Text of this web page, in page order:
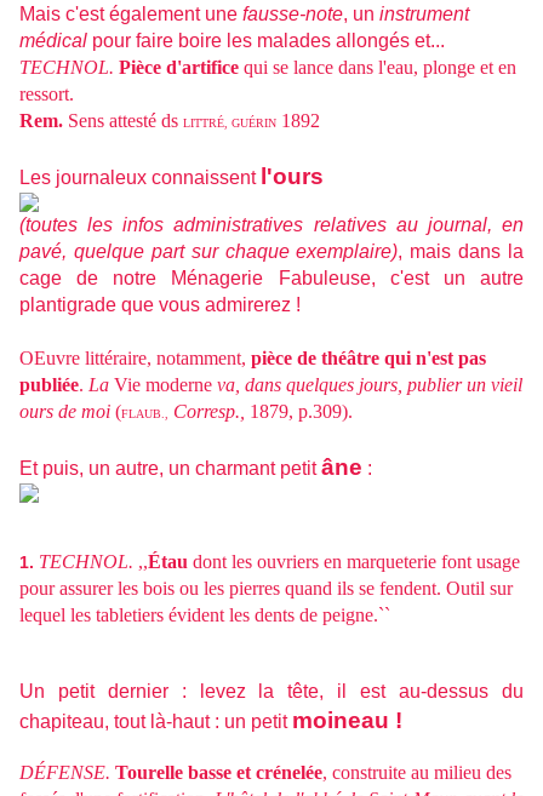
Mais c'est également une fausse-note, un instrument
médical pour faire boire les malades allongés et...
TECHNOL. Pièce d'artifice qui se lance dans l'eau, plonge et en
ressort.
Rem. Sens attesté ds LITTRÉ, GUÉRIN 1892
Les journaleux connaissent l'ours
(toutes les infos administratives relatives au journal, en
pavé, quelque part sur chaque exemplaire), mais dans la
cage de notre Ménagerie Fabuleuse, c'est un autre
plantigrade que vous admirerez !
OEuvre littéraire, notamment, pièce de théâtre qui n'est pas
publiée. La Vie moderne va, dans quelques jours, publier un vieil
ours de moi (FLAUB., Corresp., 1879, p.309).
Et puis, un autre, un charmant petitâne :
1. TECHNOL. ,,Étau dont les ouvriers en marqueterie font usage
pour assurer les bois ou les pierres quand ils se fendent. Outil sur
lequel les tabletiers évident les dents de peigne.``
Un petit dernier : levez la tête, il est au-dessus du
chapiteau, tout là-haut : un petit moineau !
DÉFENSE. Tourelle basse et crénelée, construite au milieu des